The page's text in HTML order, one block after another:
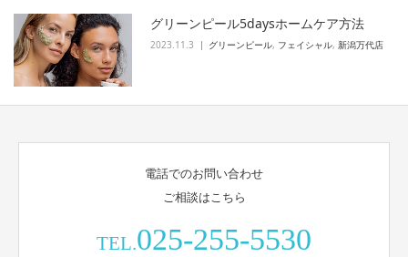
グリーンピール5daysホームケア方法
2023.11.3 グリーンピール, フェイシャル, 新潟万代店
電話でのお問い合わせ
ご相談はこちら
TEL.025-255-5530